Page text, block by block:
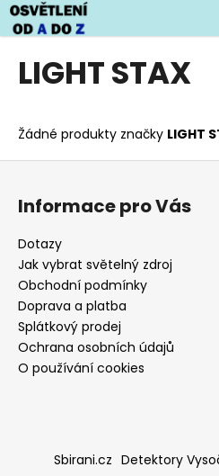
Přejít
na
obsah
LIGHT STAX
Žádné produkty značky LIGHT
K
o
o
p
o
t
ř
e
b
u
j
e
t
e
Z
Informace pro Vás
Dotazy
Jak vybrat světelný zdroj
Obchodní podmínky
Doprava a platba
Splátkový prodej
Ochrana osobních údajů
O používání cookies
Sbirani.cz Detektory